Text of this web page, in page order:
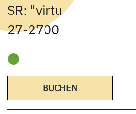
SR: "virtu
27-2700
BUCHEN